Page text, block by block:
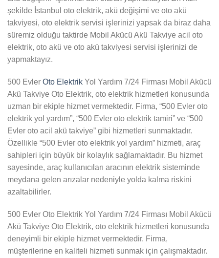
şekilde İstanbul oto elektrik, akü değişimi ve oto akü
takviyesi, oto elektrik servisi işlerinizi yapsak da biraz daha
süremiz olduğu taktirde Mobil Akücü Akü Takviye acil oto
elektrik, oto akü ve oto akü takviyesi servisi işlerinizi de
yapmaktayız.
500 Evler Oto Elektrik Yol Yardım 7/24 Firması Mobil Akücü
Akü Takviye Oto Elektrik, oto elektrik hizmetleri konusunda
uzman bir ekiple hizmet vermektedir. Firma, “500 Evler oto
elektrik yol yardım”, “500 Evler oto elektrik tamiri” ve “500
Evler oto acil akü takviye” gibi hizmetleri sunmaktadır.
Özellikle “500 Evler oto elektrik yol yardım” hizmeti, araç
sahipleri için büyük bir kolaylık sağlamaktadır. Bu hizmet
sayesinde, araç kullanıcıları aracının elektrik sisteminde
meydana gelen arızalar nedeniyle yolda kalma riskini
azaltabilirler.
500 Evler Oto Elektrik Yol Yardım 7/24 Firması Mobil Akücü
Akü Takviye Oto Elektrik, oto elektrik hizmetleri konusunda
deneyimli bir ekiple hizmet vermektedir. Firma,
müşterilerine en kaliteli hizmeti sunmak için çalışmaktadır.